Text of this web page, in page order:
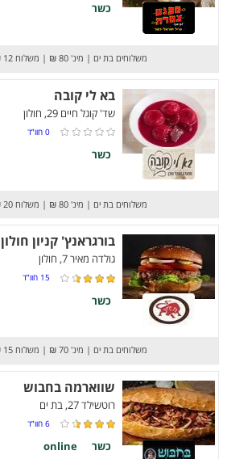
כשר
משלוחים בת ים | מינ' 80 ₪ | משלוח 12 ₪
בא לי קובה
שד' קוגל חיים 29, חולון
0 חוו”ד
כשר
משלוחים בת ים | מינ' 80 ₪ | משלוח 20 ₪
בורגראנץ' קניון חולון
גולדה מאיר 7, חולון
15 חוו”ד
כשר
משלוחים בת ים | מינ' 70 ₪ | משלוח 15 ₪
שווארמה בחבוש
רוטשילד 27, בת ים
6 חוו”ד
כשר online